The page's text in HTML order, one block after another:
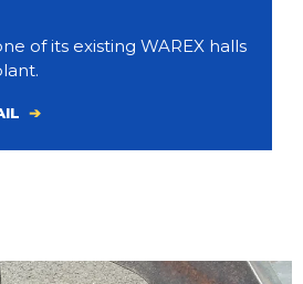
of its existing WAREX halls